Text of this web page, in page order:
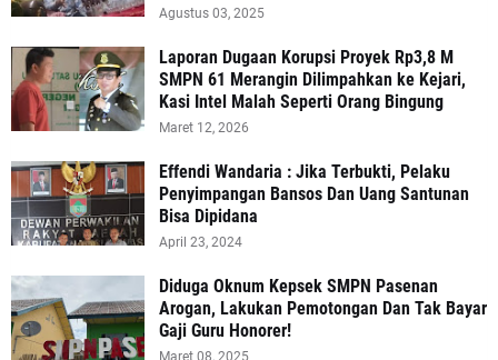
Agustus 03, 2025
‎Laporan Dugaan Korupsi Proyek Rp3,8 M
SMPN 61 Merangin Dilimpahkan ke Kejari,
Kasi Intel Malah Seperti Orang Bingung
Maret 12, 2026
Effendi Wandaria : Jika Terbukti, Pelaku
Penyimpangan Bansos Dan Uang Santunan
Bisa Dipidana
April 23, 2024
Diduga Oknum Kepsek SMPN Pasenan
Arogan, Lakukan Pemotongan Dan Tak Bayar
Gaji Guru Honorer!